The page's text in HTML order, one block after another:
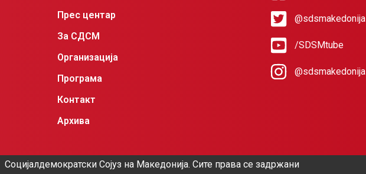
Прес центар
За СДСМ
Организација
Програма
Контакт
Архива
@sdsmakedonija
/SDSMtube
@sdsmakedonija
Социјалдемократски Сојуз на Македонија. Сите права се задржани